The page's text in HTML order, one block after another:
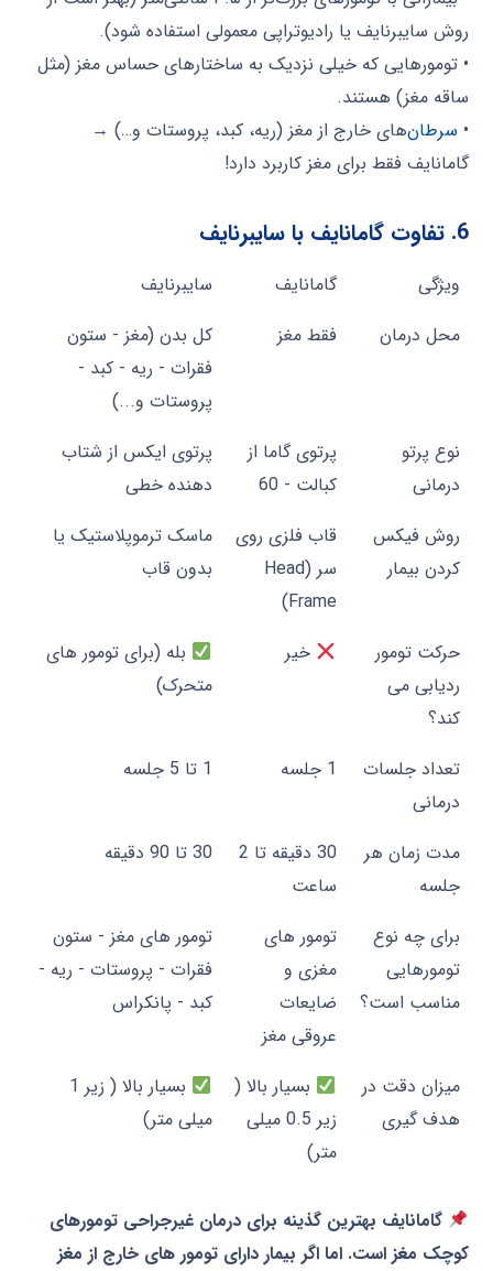
روش سایبرنایف یا رادیوتراپی معمولی استفاده شود).
• تومورهایی که خیلی نزدیک به ساختارهای حساس مغز (مثل
ساقه مغز) هستند.
• سرطان‌های خارج از مغز (ریه، کبد، پروستات و…) →
گامانایف فقط برای مغز کاربرد دارد!
6. تفاوت گامانایف با سایبرنایف
ویژگی گامانایف
سایبرنایف
ویژگی
گامانایف سایبرنایف محل درمان فقط مغز
کل بدن (مغز - ستون
فقرات - ریه - کبد -
پروستات و...)
نوع پرتو
درمانی
پرتوی گاما از
کبالت - 60
پرتوی ایکس از شتاب
دهنده خطی
روش فیکس
کردن بیمار
قاب فلزی روی
سر (Head
Frame)
ماسک ترموپلاستیک یا
بدون قاب
حرکت تومور
ردیابی می
کند؟
خیر
بله (برای تومور های
متحرک)
تعداد جلسات
درمانی
1 جلسه 1 تا 5 جلسه
مدت زمان هر
جلسه
30 دقیقه تا 2
ساعت
30 تا 90 دقیقه
برای چه نوع
تومورهایی
مناسب است؟
تومور های
مغزی و
ضایعات
عروقی مغز
تومور های مغز - ستون
فقرات - پروستات - ریه -
کبد - پانکراس
میزان دقت در
هدف گیری
بسیار بالا (
زیر 0.5 میلی
متر)
بسیار بالا ( زیر 1
میلی متر)
گامانایف بهترین گذینه برای درمان غیرجراحی تومورهای
کوچک مغز است. اما اگر بیمار دارای تومور های خارج از مغز